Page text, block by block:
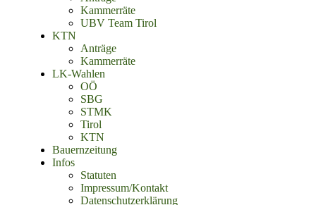
Kammerräte
UBV Team Tirol
KTN
Anträge
Kammerräte
LK-Wahlen
OÖ
SBG
STMK
Tirol
KTN
Bauernzeitung
Infos
Statuten
Impressum/Kontakt
Datenschutzerklärung